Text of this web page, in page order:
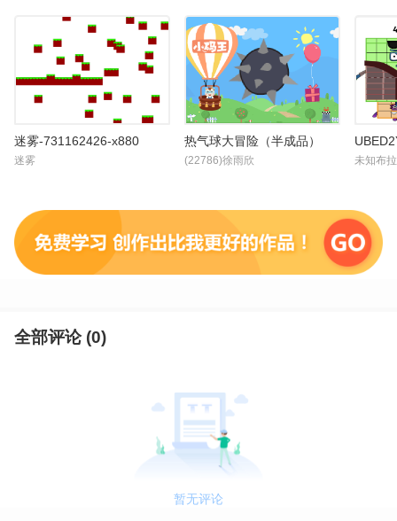
迷雾-731162426-x880
迷雾
热气球大冒险（半成品）
(22786)徐雨欣 未知布
全部评论 (0)
暂无评论